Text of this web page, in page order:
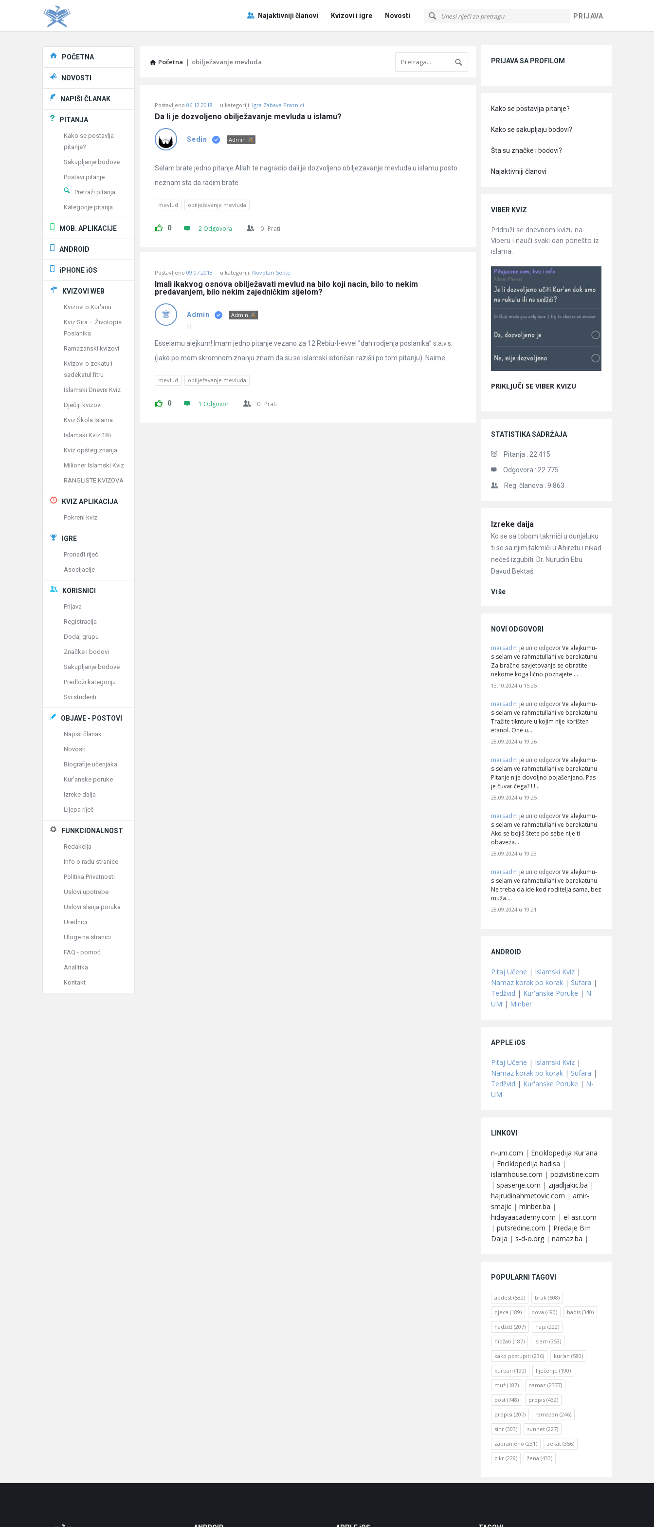
PRIJAVA
Pitaj
Učene
Navigacija
Najaktivniji članovi Kvizovi i igre Novosti
Početna | obilježavanje mevluda
Učene
Latest
Pitanja
Postavljeno 06.12.2018 u kategoriji: Igra Zabava Praznici
Da li je dozvoljeno obilježavanje mevluda u islamu?
Sedin Admin
Selam brate jedno pitanje Allah te nagradio dali je dozvoljeno obiljezavanje mevluda u islamu posto
neznam sta da radim brate
mevlud obilježavanje mevluda
0 2 Odgovora 0 Prati
Postavljeno 09.07.2018 u kategoriji: Novotari Sekte
Imali ikakvog osnova obilježavati mevlud na bilo koji nacin, bilo to nekim
predavanjem, bilo nekim zajedničkim sijelom?
Admin Admin
IT
Esselamu alejkum! Imam jedno pitanje vezano za 12.Rebiu-l-evvel ”dan rodjenja poslanika” s.a.v.s.
(iako po mom skromnom znanju znam da su se islamski istoričari razišli po tom pitanju). Naime ...
mevlud obilježavanje mevluda
0 1 Odgovor 0 Prati
PRIJAVA SA PROFILOM
Kako se postavlja pitanje?
Kako se sakupljaju bodovi?
Šta su značke i bodovi?
Najaktivniji članovi
VIBER KVIZ
Pridruži se dnevnom kvizu na
Viberu i nauči svaki dan ponešto iz
islama.
PRIKLJUČI SE VIBER KVIZU
STATISTIKA SADRŽAJA
Pitanja : 22.415
Odgovora : 22.775
Reg. članova : 9.863
Članci
Izreke daija
Ko se sa tobom takmiči u dunjaluku
ti se sa njim takmiči u Ahiretu i nikad
nećeš izgubiti. Dr. Nurudin Ebu
Davud Bektaš
Više
NOVI ODGOVORI
mersadm je unio odgovor Ve alejkumu-
s-selam ve rahmetullahi ve berekatuhu
Za bračno savjetovanje se obratite
nekome koga lično poznajete.…
13.10.2024 u 15:25
mersadm je unio odgovor Ve alejkumu-
s-selam ve rahmetullahi ve berekatuhu
Tražite tiknture u kojim nije korišten
etanol. One u…
28.09.2024 u 19:26
mersadm je unio odgovor Ve alejkumu-
s-selam ve rahmetullahi ve berekatuhu
Pitanje nije dovoljno pojašenjeno. Pas
je čuvar čega? U…
28.09.2024 u 19:25
mersadm je unio odgovor Ve alejkumu-
s-selam ve rahmetullahi ve berekatuhu
Ako se bojiš štete po sebe nije ti
obaveza…
28.09.2024 u 19:23
mersadm je unio odgovor Ve alejkumu-
s-selam ve rahmetullahi ve berekatuhu
Ne treba da ide kod roditelja sama, bez
muža.…
28.09.2024 u 19:21
ANDROID
Pitaj Učene | Islamski Kviz |
Namaz korak po korak | Sufara |
Tedžvid | Kur'anske Poruke | N-
UM | Minber
APPLE iOS
Pitaj Učene | Islamski Kviz |
Namaz korak po korak | Sufara |
Tedžvid | Kur'anske Poruke | N-
UM
LINKOVI
n-um.com | Enciklopedija Kur'ana
| Enciklopedija hadisa |
islamhouse.com | pozivistine.com
| spasenje.com | zijadljakic.ba |
hajrudinahmetovic.com | amir-
smajic | minber.ba |
hidayaacademy.com | el-asr.com
| putsredine.com | Predaje BiH
Daija | s-d-o.org | namaz.ba |
POPULARNI TAGOVI
abdest (582) brak (608)
djeca (189) dova (490) hadis (340)
hadždž (207) hajz (222)
hidžab (187) islam (353)
kako postupiti (236) kur'an (580)
kurban (190) liječenje (190)
muž (187) namaz (2377)
post (748) propis (432)
propisi (207) ramazan (246)
sihr (303) sunnet (227)
zabranjeno (231) zekat (356)
zikr (229) žena (433)
Explore
POČETNA
NOVOSTI
NAPIŠI ČLANAK
PITANJA
Kako se postavlja
pitanje?
Sakupljanje bodove
Postavi pitanje
Pretraži pitanja
Kategorije pitanja
MOB. APLIKACIJE
ANDROID
iPHONE iOS
KVIZOVI WEB
Kvizovi o Kur'anu
Kviz Sira – Životopis
Poslanika
Ramazanski kvizovi
Kvizovi o zekatu i
sadekatul fitru
Islamski Dnevni Kviz
Dječiji kvizovi
Kviz Škola Islama
Islamski Kviz 18+
Kviz opšteg znanja
Milioner Islamski Kviz
RANGLISTE KVIZOVA
KVIZ APLIKACIJA
Pokreni kviz
IGRE
Pronađi riječ
Asocijacije
KORISNICI
Prijava
Registracija
Dodaj grupu
Značke i bodovi
Sakupljanje bodove
Predloži kategoriju
Svi studenti
OBJAVE - POSTOVI
Napiši članak
Novosti
Biografije učenjaka
Kur'anske poruke
Izreke daija
Lijepa riječ
FUNKCIONALNOST
Redakcija
Info o radu stranice
Politika Privatnosti
Uslovi upotrebe
Uslovi slanja poruka
Urednici
Uloge na stranici
FAQ - pomoć
Analitika
Kontakt